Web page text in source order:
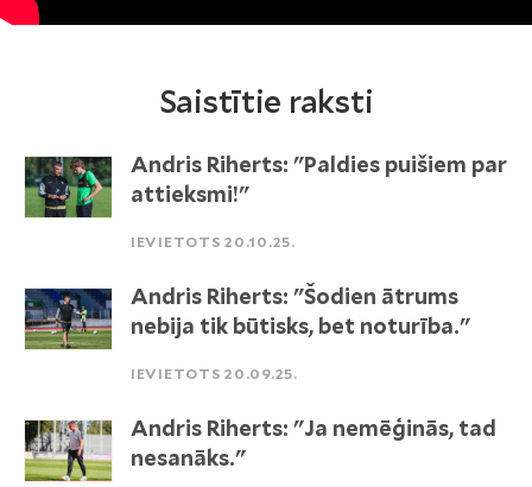
Saistītie raksti
Andris Riherts: "Paldies puišiem par
attieksmi!"
IEVIETOTS 20.10.25.
Andris Riherts: "Šodien ātrums
nebija tik būtisks, bet noturība."
IEVIETOTS 20.09.25.
Andris Riherts: "Ja nemēģinās, tad
nesanāks."